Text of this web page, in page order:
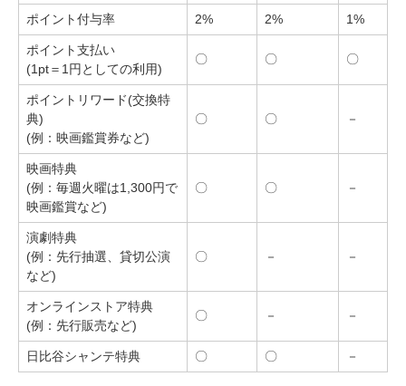
ポイント付与率 2% 2% 1%
ポイント支払い
(1pt＝1円としての利用)
〇 〇 〇
ポイントリワード(交換特
典)
(例：映画鑑賞券など)
〇 〇 －
映画特典
(例：毎週火曜は1,300円で
映画鑑賞など)
〇 〇 －
演劇特典
(例：先行抽選、貸切公演
など)
〇 － －
オンラインストア特典
(例：先行販売など)
〇 － －
日比谷シャンテ特典 〇 〇 －